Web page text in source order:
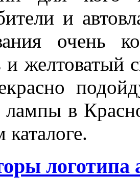
и
очень
и желтоватый
в
логотипа